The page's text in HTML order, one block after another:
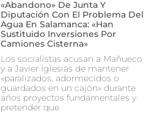
«abandono» De Junta Y
Diputación Con El Problema Del
Agua En Salamanca: «Han
Sustituido Inversiones Por
Camiones Cisterna»
Los socialistas acusan a Mañueco
y a Javier Iglesias de mantener
«paralizados, adormecidos o
guardados en un cajón» durante
años proyectos fundamentales y
pretender que